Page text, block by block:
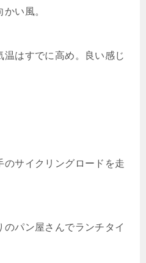
い風。
はすでに高め。良い感じ
サイクリングロードを走
パン屋さんでランチタイ